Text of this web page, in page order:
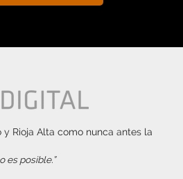
Rioja Alta como nunca antes la
es posible.”